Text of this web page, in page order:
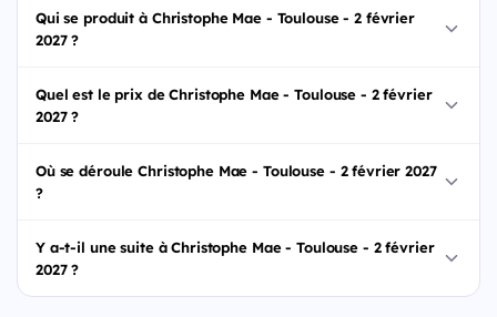
Qui se produit à Christophe Mae - Toulouse - 2 février
2027 ?
Quel est le prix de Christophe Mae - Toulouse - 2 février
2027 ?
Où se déroule Christophe Mae - Toulouse - 2 février 2027
?
Y a-t-il une suite à Christophe Mae - Toulouse - 2 février
2027 ?